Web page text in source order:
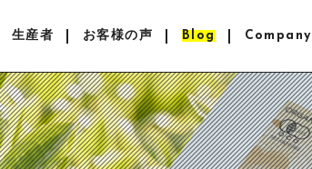
生産者 お客様の声 Blog Company